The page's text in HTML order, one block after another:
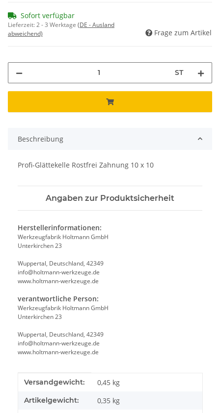
Sofort verfügbar
Lieferzeit:2 - 3 Werktage (DE - Ausland
abweichend)
Frage zum Artikel
ST
Beschreibung
Profi-Glättekelle Rostfrei Zahnung 10 x 10
Angaben zur Produktsicherheit
Herstellerinformationen:
Werkzeugfabrik Holtmann GmbH
Unterkirchen 23
Wuppertal, Deutschland, 42349
info@holtmann-werkzeuge.de
www.holtmann-werkzeuge.de
verantwortliche Person:
Werkzeugfabrik Holtmann GmbH
Unterkirchen 23
Wuppertal, Deutschland, 42349
info@holtmann-werkzeuge.de
www.holtmann-werkzeuge.de
Produkteigenschaft
Wert
Versandgewicht: 0,45 kg
Artikelgewicht: 0,35 kg